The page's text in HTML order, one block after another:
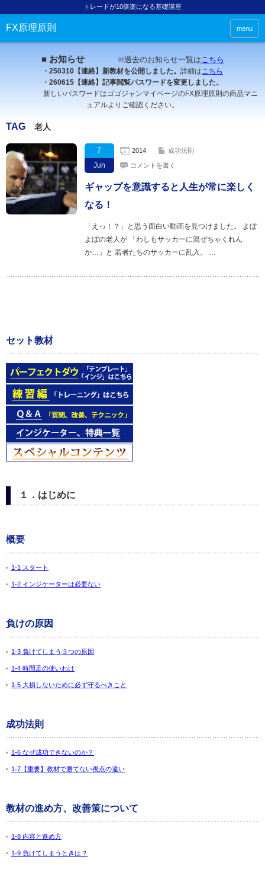
トレードが10倍楽になる基礎講座
FX原理原則 menu
■ お知らせ ※過去のお知らせ一覧はこちら
・250310【連絡】新教材を公開しました。 詳細はこちら
・260615【連絡】記事閲覧パスワードを変更しました。
新しいパスワードはゴゴジャンマイページのFX原理原則の商品マニ
ュアルよりご確認ください。
TAG 老人
7
Jun
2014 成功法則
コメントを書く
ギャップを意識すると人生が常に楽しく
なる！
「えっ！？」と思う面白い動画を見つけました。 よぼ
よぼの老人が 「わしもサッカーに混ぜちゃくれん
か…」と 若者たちのサッカーに乱入。 …
セット教材
１．はじめに
概要
1-1 スタート
1-2 インジケーターは必要ない
負けの原因
1-3 負けてしまう３つの原因
1-4 時間足の使いわけ
1-5 大損しないために必ず守るべきこと
成功法則
1-6 なぜ成功できないのか？
1-7【重要】教材で勝てない視点の違い
教材の進め方、改善策について
1-8 内容と進め方
1-9 負けてしまうときは？